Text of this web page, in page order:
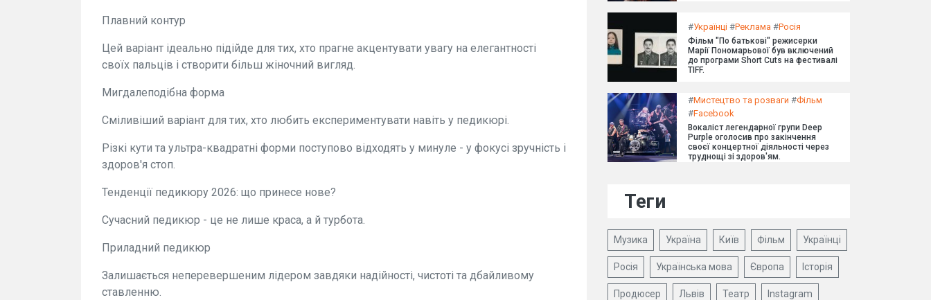
Плавний контур
Цей варіант ідеально підійде для тих, хто прагне акцентувати увагу на елегантності
своїх пальців і створити більш жіночний вигляд.
Мигдалеподібна форма
Сміливіший варіант для тих, хто любить експериментувати навіть у педикюрі.
Різкі кути та ультра-квадратні форми поступово відходять у минуле - у фокусі зручність і
здоров'я стоп.
Тенденції педикюру 2026: що принесе нове?
Сучасний педикюр - це не лише краса, а й турбота.
Приладний педикюр
Залишається неперевершеним лідером завдяки надійності, чистоті та дбайливому
ставленню.
#Українці #Реклама #Росія
Фільм "По батькові" режисерки
Марії Пономарьової був включений
до програми Short Cuts на фестивалі
TIFF.
#Мистецтво та розваги #Фільм
#Facebook
Вокаліст легендарної групи Deep
Purple оголосив про закінчення
своєї концертної діяльності через
труднощі зі здоров'ям.
Теги
Музика Україна Київ Фільм Українці
Росія Українська мова Європа Історія
Продюсер Львів Театр Instagram